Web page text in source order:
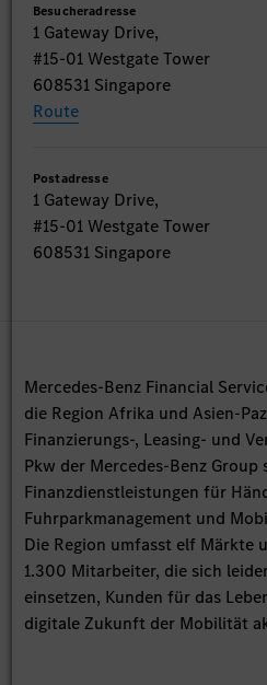
Besucheradresse
1 Gateway Drive,
#15-01 Westgate Tower
608531 Singapore
Route
Postadresse
1 Gateway Drive,
#15-01 Westgate Tower
608531 Singapore
Mercedes-Benz Financial
die Region Afrika und Asien-
Finanzierungs-, Leasing- und
Pkw der Mercedes-Benz Group
Finanzdienstleistungen für
Fuhrparkmanagement und
Die Region umfasst elf Märkte
1.300 Mitarbeiter, die sich
einsetzen, Kunden für das
digitale Zukunft der Mobilität